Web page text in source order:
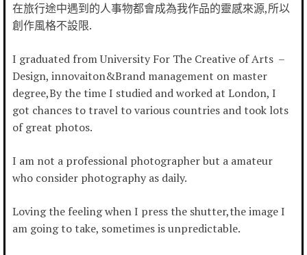
在旅行途中遇到的人事物都會成為我作品的靈感來源,所以
創作風格不設限.
I graduated from University For The Creative of Arts –
Design, innovaiton&Brand management on master
degree,By the time I studied and worked at London, I
got chances to travel to various countries and took lots
of great photos.
I am not a professional photographer but a amateur
who consider photography as daily.
Loving the feeling when I press the shutter,the image I
am going to take, sometimes is unpredictable.